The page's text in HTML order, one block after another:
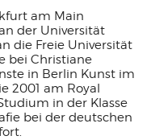
am Main
der Universität
die Freie Universität
bei Christiane
in Berlin Kunst im
2001 am Royal
in der Klasse
bei der deutschen